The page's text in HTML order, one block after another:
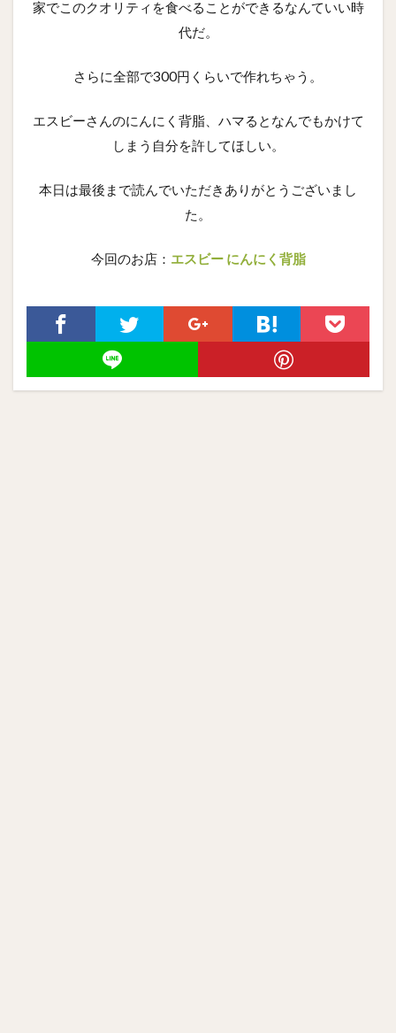
家でこのクオリティを食べることができるなんていい時
代だ。
さらに全部で300円くらいで作れちゃう。
エスビーさんのにんにく背脂、ハマるとなんでもかけて
しまう自分を許してほしい。
本日は最後まで読んでいただきありがとうございまし
た。
今回のお店： エスビー にんにく背脂